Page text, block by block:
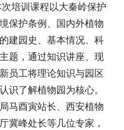
培训课程以大秦岭保护
保护条例、国内外植物
建园史、基本情况、科
题，通过知识讲座、现
员工将理论知识与园区
识了解植物园为核心。
马酉寅站长、西安植物
冀峰处长等几位专家，